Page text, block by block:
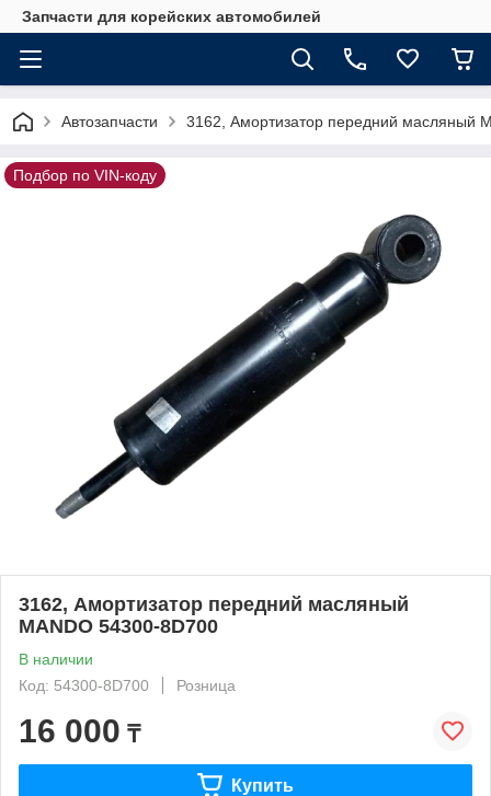
Запчасти для корейских автомобилей
Автозапчасти 3162, Амортизатор передний масляный
Подбор по VIN-коду
3162, Амортизатор передний масляный
MANDO 54300-8D700
В наличии
Код: 54300-8D700
Розница
16 000 ₸
Купить